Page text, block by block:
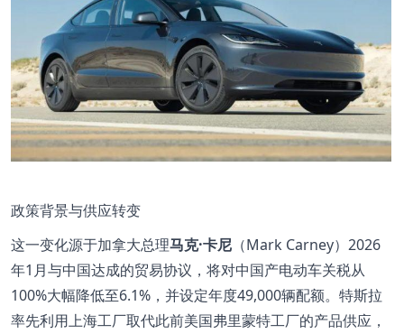
政策背景与供应转变
这一变化源于加拿大总理马克·卡尼 （Mark Carney）2026
年1月与中国达成的贸易协议，将对中国产电动车关税从
100%大幅降低至6.1%，并设定年度49,000辆配额。特斯拉
率先利用上海工厂取代此前美国弗里蒙特工厂的产品供应，